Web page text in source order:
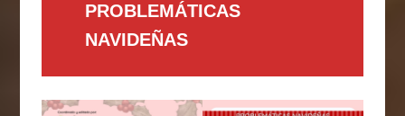
PROBLEMÁTICAS
NAVIDEÑAS